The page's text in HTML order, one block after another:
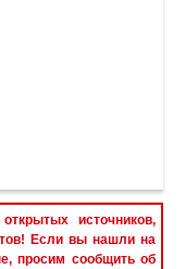
источников,
Если вы нашли на
просим сообщить об